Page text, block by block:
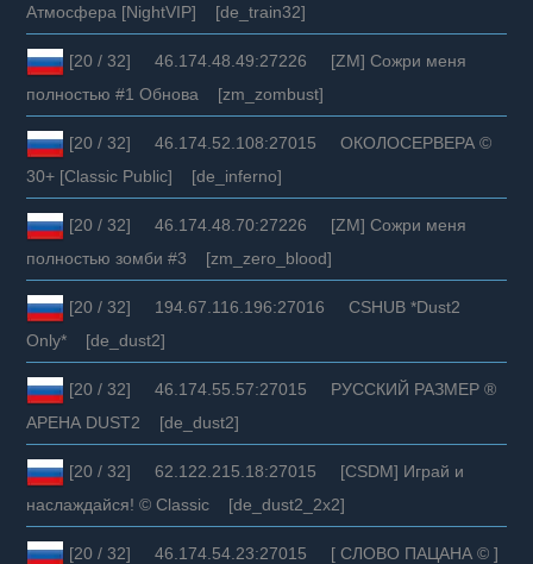
Атмосфера [NightVIP] [de_train32]
[20 / 32] 46.174.48.49:27226 [ZM] Сожри меня
полностью #1 Обнова [zm_zombust]
[20 / 32] 46.174.52.108:27015 ОКОЛОСЕРВЕРА ©
30+ [Classic Public] [de_inferno]
[20 / 32] 46.174.48.70:27226 [ZM] Сожри меня
полностью зомби #3 [zm_zero_blood]
[20 / 32] 194.67.116.196:27016 CSHUB *Dust2
Only* [de_dust2]
[20 / 32] 46.174.55.57:27015 РУССКИЙ РАЗМЕР ®
АРЕНА DUST2 [de_dust2]
[20 / 32] 62.122.215.18:27015 [CSDM] Играй и
наслаждайся! © Classic [de_dust2_2x2]
[20 / 32] 46.174.54.23:27015 [ СЛОВО ПАЦАНА © ]